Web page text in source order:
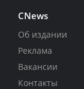
CNews
Об издании
Реклама
Вакансии
Контакты